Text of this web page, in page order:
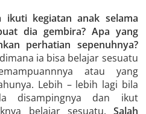
ikuti kegiatan anak selama
dia gembira? Apa yang
perhatian sepenuhnya?
ia bisa belajar sesuatu
atau yang
Lebih – lebih lagi bila
disampingnya dan ikut
belajar sesuatu. Salah